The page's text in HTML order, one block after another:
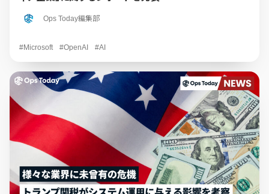
Ops Today編集部
#Microsoft #OpenAI #AI